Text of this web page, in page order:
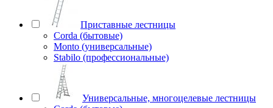
Приставные лестницы
Corda (бытовые)
Monto (универсальные)
Stabilo (профессиональные)
Универсальные, многоцелевые лестницы